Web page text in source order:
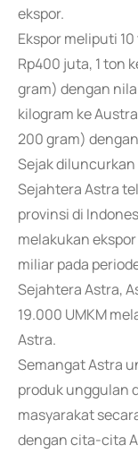
ekspor.
Ekspor meliputi
Rp400 juta, 1 ton
gram) dengan
kilogram ke
200 gram)
Sejak diluncurkan
Sejahtera Astra
provinsi di
melakukan
miliar pada
Sejahtera Astra,
19.000 UMKM
Astra.
Semangat Astra
produk unggulan
masyarakat
dengan cita-cita